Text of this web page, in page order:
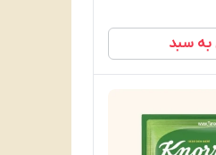
به سبد